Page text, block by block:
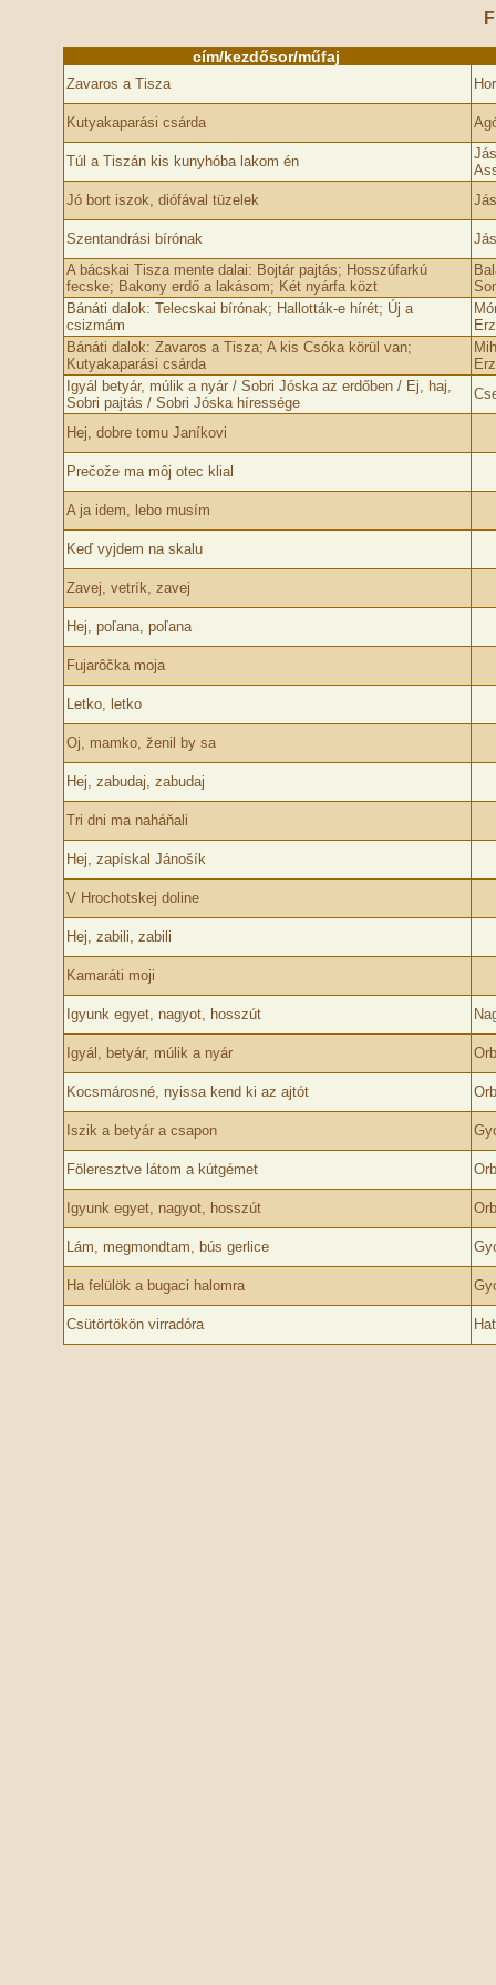
cím/kezdősor/műfaj
Zavaros a Tisza
Kutyakaparási csárda
Túl a Tiszán kis kunyhóba lakom én
Jó bort iszok, diófával tüzelek
Szentandrási bírónak
A bácskai Tisza mente dalai: Bojtár pajtás; Hosszúfarkú
fecske; Bakony erdő a lakásom; Két nyárfa közt
Bánáti dalok: Telecskai bírónak; Hallották-e hírét; Új a
csizmám
Bánáti dalok: Zavaros a Tisza; A kis Csóka körül van;
Kutyakaparási csárda
Igyál betyár, múlik a nyár / Sobri Jóska az erdőben / Ej, haj,
Sobri pajtás / Sobri Jóska híressége
Hej, dobre tomu Janíkovi
Prečože ma môj otec klial
A ja idem, lebo musím
Keď vyjdem na skalu
Zavej, vetrík, zavej
Hej, poľana, poľana
Fujarôčka moja
Letko, letko
Oj, mamko, ženil by sa
Hej, zabudaj, zabudaj
Tri dni ma naháňali
Hej, zapískal Jánošík
V Hrochotskej doline
Hej, zabili, zabili
Kamaráti moji
Igyunk egyet, nagyot, hosszút
Igyál, betyár, múlik a nyár
Kocsmárosné, nyissa kend ki az ajtót
Iszik a betyár a csapon
Föleresztve látom a kútgémet
Igyunk egyet, nagyot, hosszút
Lám, megmondtam, bús gerlice
Ha felülök a bugaci halomra
Csütörtökön virradóra